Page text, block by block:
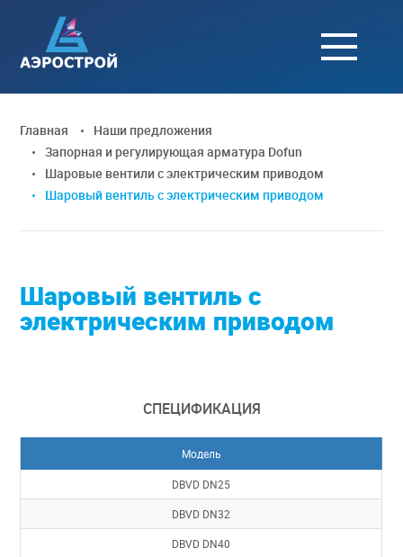
Главная
Наши предложения
Запорная и регулирующая арматура Dofun
Шаровые вентили с электрическим приводом
Шаровый вентиль с электрическим приводом
Шаровый вентиль с
электрическим приводом
СПЕЦИФИКАЦИЯ
Модель
DBVD DN25
DBVD DN32
DBVD DN40